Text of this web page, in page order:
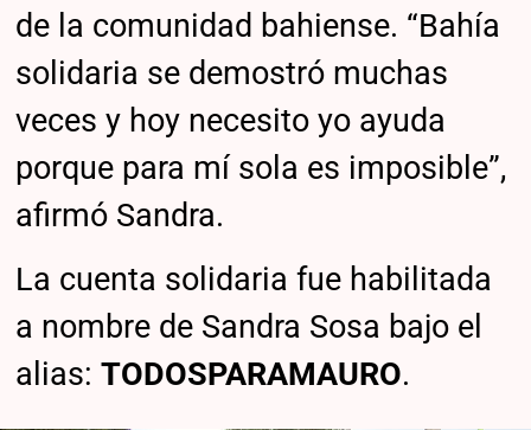
de la comunidad bahiense. “Bahía
solidaria se demostró muchas
veces y hoy necesito yo ayuda
porque para mí sola es imposible”,
afirmó Sandra.
La cuenta solidaria fue habilitada
a nombre de Sandra Sosa bajo el
alias:TODOSPARAMAURO.